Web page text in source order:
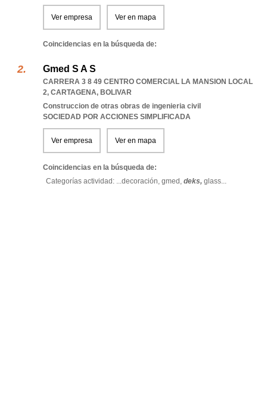
Ver empresa Ver en mapa
Coincidencias en la búsqueda de:
Gmed S A S
CARRERA 3 8 49 CENTRO COMERCIAL LA MANSION LOCAL
2, CARTAGENA, BOLIVAR
Construccion de otras obras de ingenieria civil
SOCIEDAD POR ACCIONES SIMPLIFICADA
Ver empresa Ver en mapa
Coincidencias en la búsqueda de:
Categorías actividad: ...decoración, gmed, deks, glass...